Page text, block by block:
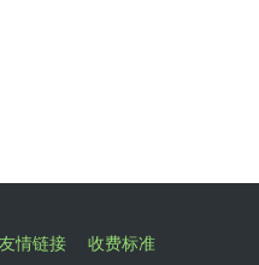
友情链接 收费标准